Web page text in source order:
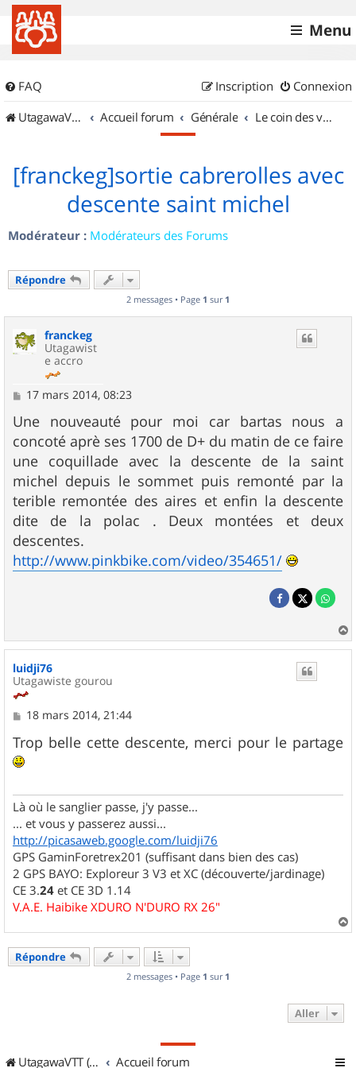
Menu
FAQ Connexion
Inscription
UtagawaVTT (Randos VTT et VTTAE avec traces GPS)
Accueil forum Générale Le coin des vidéastes
[franckeg]sortie cabrerolles avec
descente saint michel
Modérateur : Modérateurs des Forums
Répondre
2 messages • Page 1 sur 1
franckeg
Utagawist
e accro
M
s
s
a
g
e
17 mars 2014, 08:23
Une nouveauté pour moi car bartas nous a
concoté aprè ses 1700 de D+ du matin de ce faire
une coquillade avec la descente de la saint
michel depuis le sommet puis remonté par la
terible remontée des aires et enfin la descente
dite de la polac . Deux montées et deux
descentes.
http://www.pinkbike.com/video/354651/
a
luidji76
Utagawiste gourou
M
s
s
a
18 mars 2014, 21:44
Trop belle cette descente, merci pour le partage
Là où le sanglier passe, j'y passe...
... et vous y passerez aussi...
http://picasaweb.google.com/luidji76
GPS GaminForetrex201 (suffisant dans bien des cas)
2 GPS BAYO: Exploreur 3 V3 et XC (découverte/jardinage)
CE 3.24 et CE 3D 1.14
V.A.E. Haibike XDURO N'DURO RX 26"
a
Répondre
2 messages • Page 1 sur 1
Aller
UtagawaVTT (Randos VTT et VTTAE avec traces GPS) Accueil forum